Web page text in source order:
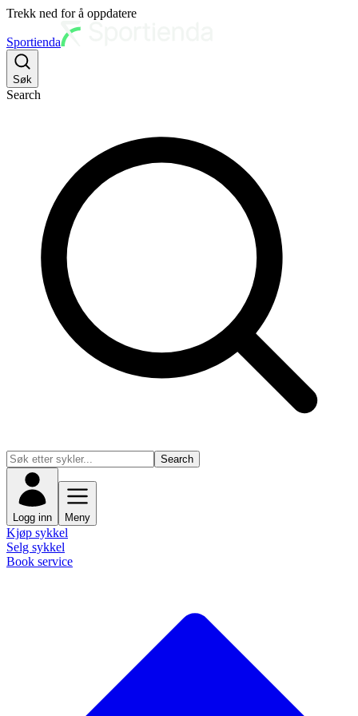
Trekk ned for å oppdatere
Sportienda
Søk
Search
Search
Logg inn Meny
Kjøp sykkel
Selg sykkel
Book service